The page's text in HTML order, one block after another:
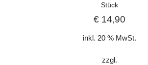
Stück
€ 14,90
inkl. 20 % MwSt.
zzgl.